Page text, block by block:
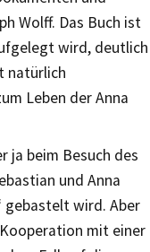
Wolff. Das Buch ist
wird, deutlich
natürlich
Leben der Anna
ja beim Besuch des
und Anna
gebastelt wird. Aber
mit einer